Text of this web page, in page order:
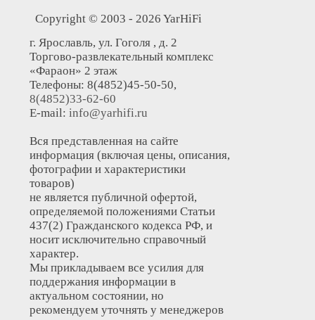
Copyright © 2003 - 2026 YarHiFi
г. Ярославль, ул. Гоголя , д. 2
Торгово-развлекательный комплекс
«Фараон» 2 этаж
Телефоны: 8(4852)45-50-50,
8(4852)33-62-60
E-mail: info@yarhifi.ru
Вся представленная на сайте
информация (включая цены, описания,
фотографии и характеристики
товаров)
не является публичной офертой,
определяемой положениями Статьи
437(2) Гражданского кодекса РФ, и
носит исключительно справочный
характер.
Мы прикладываем все усилия для
поддержания информации в
актуальном состоянии, но
рекомендуем уточнять у менеджеров